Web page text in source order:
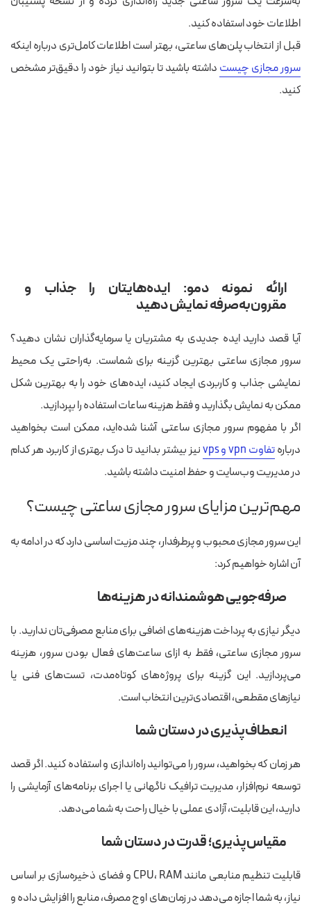
اطلاعات خود استفاده کنید.
قبل از انتخاب پلن‌های ساعتی، بهتر است اطلاعات کامل‌تری درباره اینکه
سرور مجازی چیست داشته باشید تا بتوانید نیاز خود را دقیق‌تر مشخص
کنید.
ارائه نمونه‌ دمو: ایده‌هایتان را جذاب و
مقرون‌به‌صرفه نمایش دهید
آیا قصد دارید ایده جدیدی به مشتریان یا سرمایه‌گذاران نشان دهید؟
سرور مجازی ساعتی بهترین گزینه برای شماست. به‌راحتی یک محیط
نمایشی جذاب و کاربردی ایجاد کنید، ایده‌های خود را به بهترین شکل
ممکن به نمایش بگذارید و فقط هزینه ساعات استفاده را بپردازید.
اگر با مفهوم سرور مجازی ساعتی آشنا شده‌اید، ممکن است بخواهید
دربارهتفاوت vpn و vps
نیز بیشتر بدانید تا درک بهتری از کاربرد هر کدام
در مدیریت وب‌سایت و حفظ امنیت داشته باشید.
مهم‌ترین مزایای سرور مجازی ساعتی چیست؟
این سرور مجازی محبوب و پرطرفدار، چند مزیت اساسی دارد که در ادامه به
آن اشاره خواهیم کرد:
صرفه‌جویی هوشمندانه در هزینه‌ها
دیگر نیازی به پرداخت هزینه‌های اضافی برای منابع مصرفی‌تان ندارید. با
سرور مجازی ساعتی، فقط به ازای ساعت‌های فعال بودن سرور، هزینه
می‌پردازید. این گزینه برای پروژه‌های کوتاه‌مدت، تست‌های فنی یا
نیازهای مقطعی، اقتصادی‌ترین انتخاب است.
انعطاف‌پذیری در دستان شما
هر زمان که بخواهید، سرور را می‌توانید راه‌اندازی و استفاده کنید. اگر قصد
توسعه نرم‌افزار، مدیریت ترافیک ناگهانی یا اجرای برنامه‌های آزمایشی را
دارید، این قابلیت، آزادی عملی با خیال راحت به شما می‌دهد.
مقیاس‌پذیری؛ قدرت در دستان شما
قابلیت تنظیم منابعی مانند CPU، RAM و فضای ذخیره‌سازی بر اساس
نیاز، به شما اجازه می‌دهد در زمان‌های اوج مصرف، منابع را افزایش داده و